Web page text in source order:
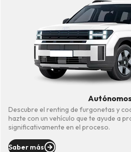
Autónomos
Descubre el renting de furgonetas y
hazte con un vehículo que te ayude a
significativamente en el proceso.
Saber más